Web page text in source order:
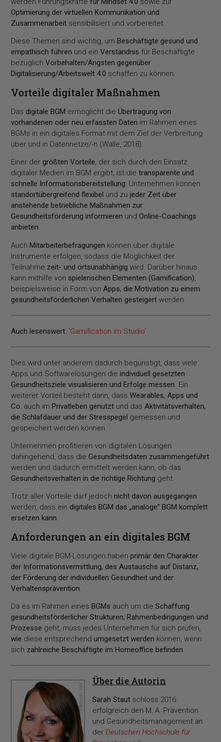
Optimierung der virtuellen Kommunikation und
Zusammenarbeit sensibilisiert und vorbereitet.
Diese Themen sind wichtig, um Beschäftigte gesund und
empathisch führen und einVerständnis für Beschäftigte
bezüglichVorbehalten/Ängsten gegenüber
Digitalisierung/Arbeitswelt 4.0 schaffen zu können.
Vorteile digitaler Maßnahmen
Das digitale BGM ermöglicht dieÜbertragung von
vorhandenen oder neu erfassten Daten im Rahmen eines
BGMs in ein digitales Format mit dem Ziel der Verbreitung
über und in Datennetze/-n (Walle, 2018).
Einer der größten Vorteile, der sich durch den Einsatz
digitaler Medien im BGM ergibt, ist dietransparente und
schnelle Informationsbereitstellung: Unternehmen können
standortübergreifend flexibel und zujeder Zeit über
anstehende betriebliche Maßnahmen zur
Gesundheitsförderung informieren undOnline-Coachings
anbieten.
AuchMitarbeiterbefragungen können über digitale
Instrumente erfolgen, sodass die Möglichkeit der
Teilnahme zeit- und ortsunabhängig wird. Darüber hinaus
kann mithilfe von spielerischen Elementen (Gamification)
beispielsweise in Form von Apps, die Motivation zu einem
gesundheitsförderlichen Verhalten gesteigert werden.
Auch lesenswert: 'Gamification im Studio'
Dies wird unter anderem dadurch begünstigt, dass viele
Apps und Softwarelösungen dieindividuell gesetzten
Gesundheitsziele visualisieren und Erfolge messen . Ein
weiterer Vorteil besteht darin, dassWearables, Apps und
Co. auch imPrivatleben genutzt und das Aktivitätsverhalten,
die Schlafdauer und der Stresspegel gemessen und
gespeichert werden können.
Unternehmen profitieren von digitalen Lösungen
dahingehend, dass dieGesundheitsdaten zusammengeführt
werden und dadurch ermittelt werden kann, ob das
Gesundheitsverhalten in die richtige Richtung geht.
Trotz aller Vorteile darf jedochnicht davon ausgegangen
werden, dass ein digitales BGM das „analoge“ BGM komplett
ersetzen kann.
Anforderungen an ein digitales BGM
Viele digitale BGM-Lösungen habenprimär den Charakter
der Informationsvermittlung, des Austauschs auf Distanz,
der Förderung der individuellen Gesundheit und der
Verhaltensprävention.
Da es im Rahmen einesBGMs auch um dieSchaffung
gesundheitsförderlicher Strukturen, Rahmenbedingungen und
Prozesse geht, muss jedes Unternehmen für sich prüfen,
wie diese entsprechendumgesetzt werden können, wenn
sich zahlreiche Beschäftigte im Homeoffice befinden.
Über die Autorin
Sarah Staut schloss 2016
erfolgreich den M. A. Prävention
und Gesundheitsmanagement an
derDeutschen Hochschule für